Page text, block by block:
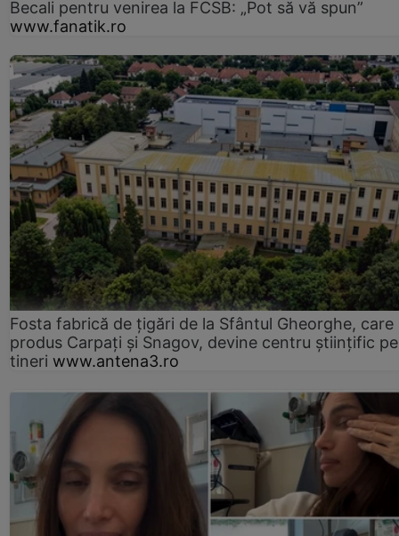
Becali pentru venirea la FCSB: „Pot să vă spun”
www.fanatik.ro
Fosta fabrică de țigări de la Sfântul Gheorghe, care
produs Carpați și Snagov, devine centru științific
tineri www.antena3.ro